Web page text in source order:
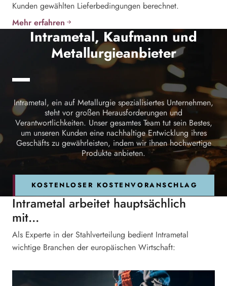
Kunden gewählten Lieferbedingungen berechnet.
Mehr erfahren
Intrametal, Kaufmann und
Metallurgieanbieter
Intrametal, ein auf Metallurgie spezialisiertes Unternehmen,
steht vor großen Herausforderungen und
Verantwortlichkeiten. Unser gesamtes Team tut sein Bestes,
um unseren Kunden eine nachhaltige Entwicklung ihres
Geschäfts zu gewährleisten, indem wir ihnen hochwertige
Produkte anbieten.
KOSTENLOSER KOSTENVORANSCHLAG
Intrametal arbeitet hauptsächlich
mit...
Als Experte in der Stahlverteilung bedient Intrametal
wichtige Branchen der europäischen Wirtschaft: